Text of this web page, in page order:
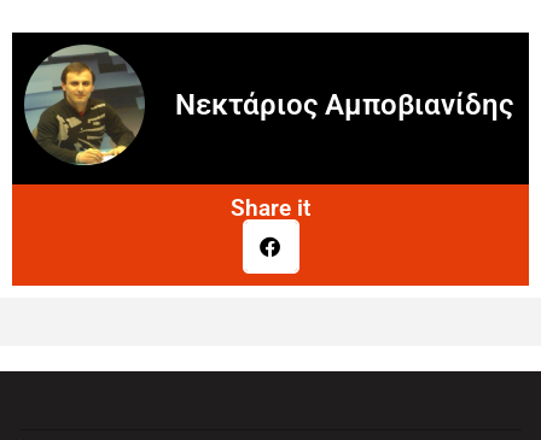
Νεκτάριος Αμποβιανίδης
Share it